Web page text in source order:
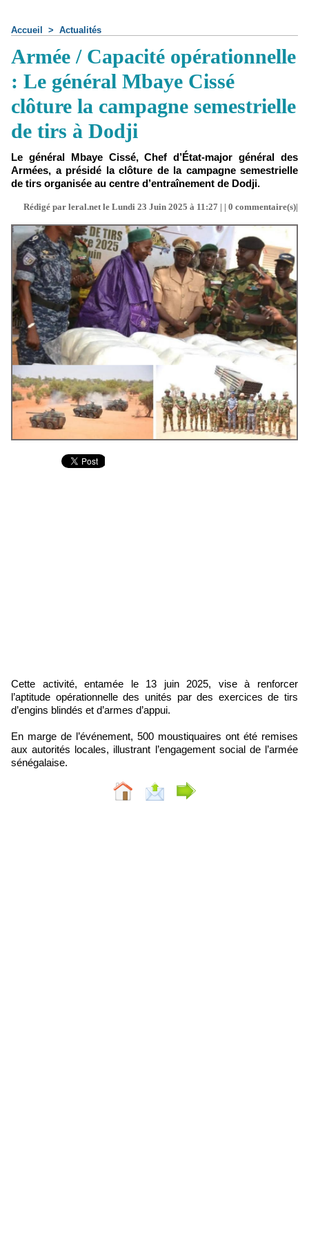
Accueil > Actualités
Armée / Capacité opérationnelle
: Le général Mbaye Cissé
clôture la campagne semestrielle
de tirs à Dodji
Le général Mbaye Cissé, Chef d’État-major général des
Armées, a présidé la clôture de la campagne semestrielle
de tirs organisée au centre d’entraînement de Dodji.
Rédigé par leral.net le Lundi 23 Juin 2025 à 11:27 | | 0 commentaire(s)|
Cette activité, entamée le 13 juin 2025, vise à renforcer
l’aptitude opérationnelle des unités par des exercices de tirs
d’engins blindés et d’armes d’appui.
En marge de l’événement, 500 moustiquaires ont été remises
aux autorités locales, illustrant l’engagement social de l’armée
sénégalaise.